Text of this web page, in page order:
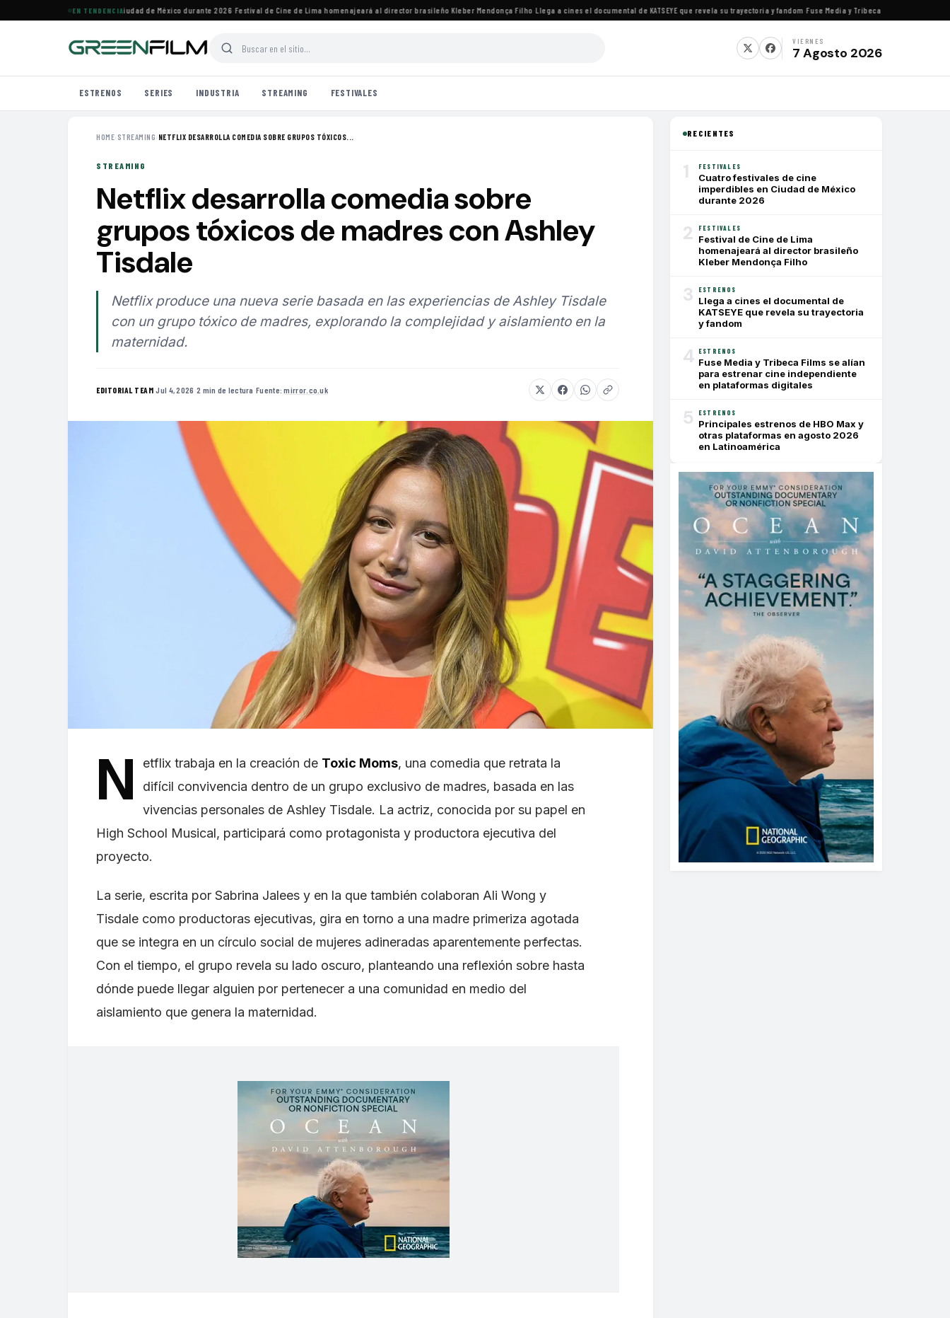
EN TENDENCIA
de cine imperdibles en Ciudad de México durante 2026·Festival de Cine de Lima homenajeará al director brasileño Kleber Mendonça Filho·Llega a cines el documental de KATSEYE que revela su trayectoria y fandom·Fuse Media y Tribeca Films se alían para
VIERNES
7 Agosto 2026
ESTRENOS SERIES INDUSTRIA STREAMING FESTIVALES
HOME› STREAMING› NETFLIX DESARROLLA COMEDIA SOBRE GRUPOS TÓXICOS...
STREAMING
Netflix desarrolla comedia sobre
grupos tóxicos de madres con Ashley
Tisdale
Netflix produce una nueva serie basada en las experiencias de Ashley Tisdale
con un grupo tóxico de madres, explorando la complejidad y aislamiento en la
maternidad.
EDITORIAL TEAM·Jul 4, 2026 ·2 min de lectura ·Fuente:mirror.co.uk
N etflix trabaja en la creación de Toxic Moms, una comedia que retrata la
difícil convivencia dentro de un grupo exclusivo de madres, basada en las
vivencias personales de Ashley Tisdale. La actriz, conocida por su papel en
High School Musical, participará como protagonista y productora ejecutiva del
proyecto.
La serie, escrita por Sabrina Jalees y en la que también colaboran Ali Wong y
Tisdale como productoras ejecutivas, gira en torno a una madre primeriza agotada
que se integra en un círculo social de mujeres adineradas aparentemente perfectas.
Con el tiempo, el grupo revela su lado oscuro, planteando una reflexión sobre hasta
dónde puede llegar alguien por pertenecer a una comunidad en medio del
aislamiento que genera la maternidad.
RECIENTES
1 FESTIVALES
Cuatro festivales de cine
imperdibles en Ciudad de México
durante 2026
2 FESTIVALES
Festival de Cine de Lima
homenajeará al director brasileño
Kleber Mendonça Filho
3 ESTRENOS
Llega a cines el documental de
KATSEYE que revela su trayectoria
y fandom
4 ESTRENOS
Fuse Media y Tribeca Films se alían
para estrenar cine independiente
en plataformas digitales
5 ESTRENOS
Principales estrenos de HBO Max y
otras plataformas en agosto 2026
en Latinoamérica